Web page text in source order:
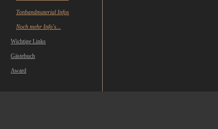
Tonbandmaterial Infos
Noch mehr Info's...
Wichtige Links
Gästebuch
Award